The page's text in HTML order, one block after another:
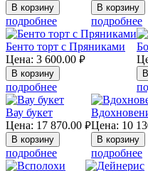
подробнее подробнее
Бенто торт с Пряниками
Цена: 3 600.00 руб.
подробнее
Вау букет
Цена: 17 870.00 руб.
подробнее
Цена: 10
подробнее